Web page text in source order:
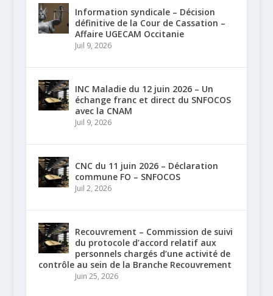
Information syndicale – Décision
définitive de la Cour de Cassation –
Affaire UGECAM Occitanie
Juil 9, 2026
INC Maladie du 12 juin 2026 – Un
échange franc et direct du SNFOCOS
avec la CNAM
Juil 9, 2026
CNC du 11 juin 2026 – Déclaration
commune FO – SNFOCOS
Juil 2, 2026
Recouvrement – Commission de suivi
du protocole d’accord relatif aux
personnels chargés d’une activité de
contrôle au sein de la Branche Recouvrement
Juin 25, 2026